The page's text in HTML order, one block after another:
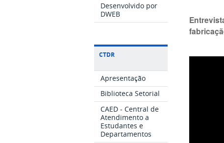
Desenvolvido por
DWEB
CTDR
Apresentação
Biblioteca Setorial
CAED - Central de
Atendimento a
Estudantes e
Departamentos